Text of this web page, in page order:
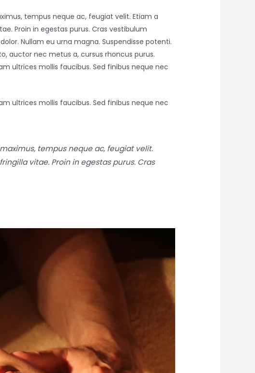
tempus neque ac, feugiat velit. Etiam a
Proin in egestas purus. Cras vestibulum
Nullam eu urna magna. Suspendisse potenti.
auctor nec metus a, cursus rhoncus purus.
ultrices mollis faucibus. Sed finibus neque nec
ultrices mollis faucibus. Sed finibus neque nec
tempus neque ac, feugiat velit.
vitae. Proin in egestas purus. Cras